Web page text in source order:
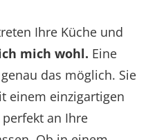
Ihre Küche und
mich wohl. Eine
das möglich. Sie
einem einzigartigen
an Ihre